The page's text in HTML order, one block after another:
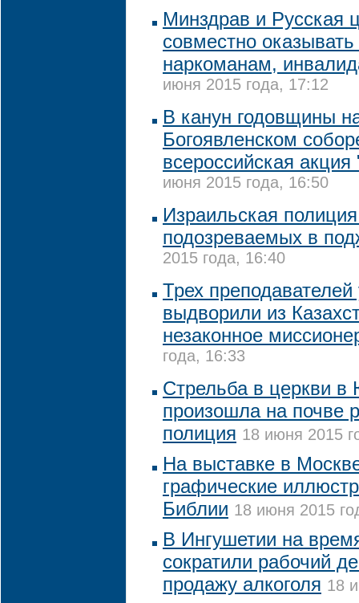
Минздрав и Русская
совместно
наркоманам,
июня 2015 года, 17:12
В канун годовщины
Богоявленском
всероссийская
июня 2015 года, 16:50
Израильская
подозреваемых в
2015 года, 16:40
Трех преподавателей
выдворили из
незаконное
года, 16:33
Стрельба в церкви
произошла на почве
полиция 18 июня 2015
На выставке в
графические
Библии 18 июня 2015
В Ингушетии на
сократили рабочий
продажу алкоголя 18